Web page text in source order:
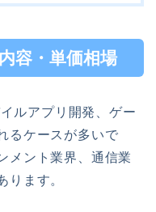
容・単価相場
ルアプリ開発、ゲー
るケースが多いで
メント業界、通信業
ります。